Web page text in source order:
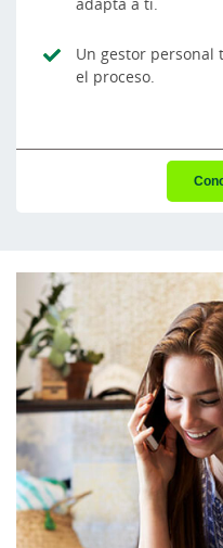
Un gestor personal
el proceso.